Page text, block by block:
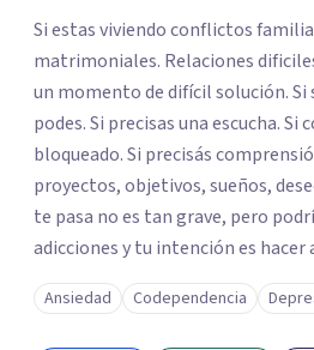
Si estas viviendo conflictos
matrimoniales. Relaciones
un momento de difícil solución. Si
podes. Si precisas una escucha. Si
bloqueado. Si precisás
proyectos, objetivos, sueños,
te pasa no es tan grave, pero
adicciones y tu intención es
pasando. No dudes en comunicarte a fin de comenzar a
resolver la situación que está
Ansiedad Codependencia